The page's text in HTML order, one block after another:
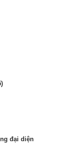
đại diện